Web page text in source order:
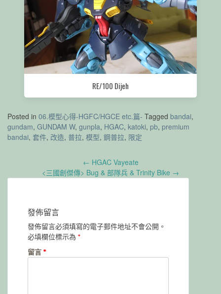
RE/100 Dijeh
Posted in 06.模型心得-HGFC/HGCE etc.篇- Tagged bandai,
gundam, GUNDAM W, gunpla, HGAC, katoki, pb, premium
bandai, 套件, 改造, 普拉, 模型, 鋼普拉, 限定
navigation
← HGAC Vayeate
<三國創傑傳> Bug & 部隊兵 & Trinity Bike →
發佈留言
發佈留言必須填寫的電子郵件地址不會公開。
必填欄位標示為 *
留言 *